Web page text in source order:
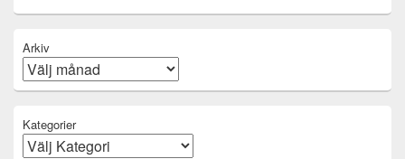
Arkiv
Kategorier